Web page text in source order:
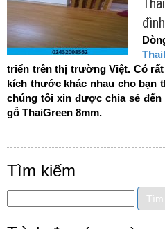
đình
triển trên thị trường Việt. Có
kích thước khác nhau cho bạn
chúng tôi xin được chia sẻ đến
gỗ ThaiGreen 8mm.
Tìm kiếm